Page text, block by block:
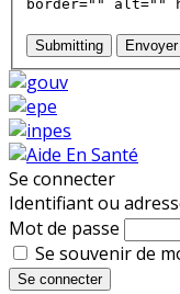
border="" alt=""
Submitting Envoyer
Se connecter
Identifiant ou
Mot de passe
Se souvenir de
Se connecter